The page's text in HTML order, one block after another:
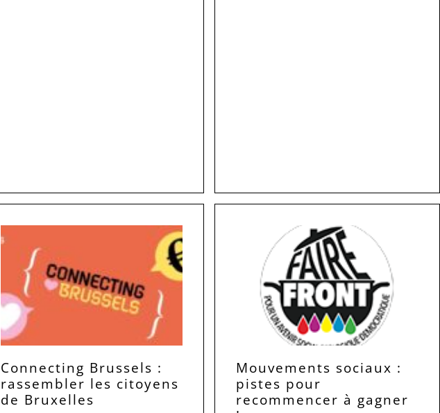
Connecting Brussels :
rassembler les citoyens
de Bruxelles
Mouvements sociaux :
pistes pour
recommencer à gagner